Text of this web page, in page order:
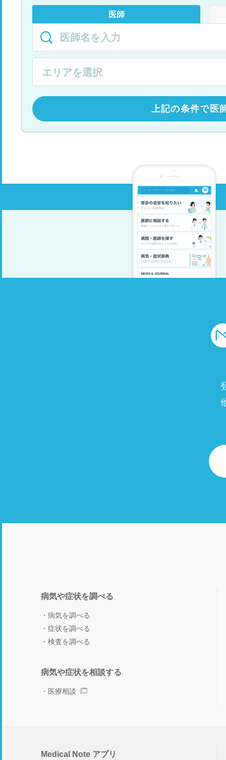
医師
上記の条件で医
病気や症状を調べる
病気を調べる
症状を調べる
検査を調べる
病気や症状を相談する
医療相談
Medical Note アプリ